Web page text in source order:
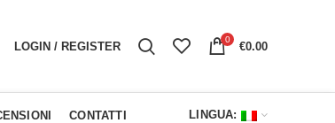
LOGIN / REGISTER 0 €0.00
CONTATTI LINGUA: